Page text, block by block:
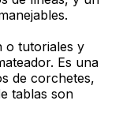
o tutoriales y
Es una
de corchetes,
tablas son